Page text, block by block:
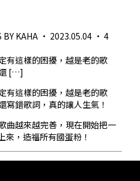
BY KAHA · 2023.05.04 · 4
有這樣的困擾，越是老的歌
[…]
有這樣的困擾，越是老的歌
寫錯歌詞，真的讓人生氣！
曲越來越完善，現在開始把一
，造福所有國蛋粉！